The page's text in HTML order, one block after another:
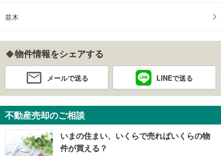
並木
物件情報をシェアする
メールで送る LINEで送る
不動産売却のご相談
いまの住まい、いくらで売ればいくらの物
件が買える？